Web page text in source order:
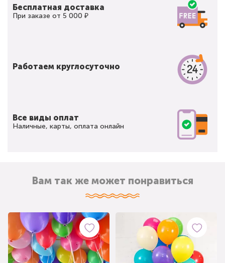
Бесплатная доставка
При заказе от 5 000 ₽
Работаем круглосуточно
Все виды оплат
Наличные, карты, оплата онлайн
Вам так же может понравиться